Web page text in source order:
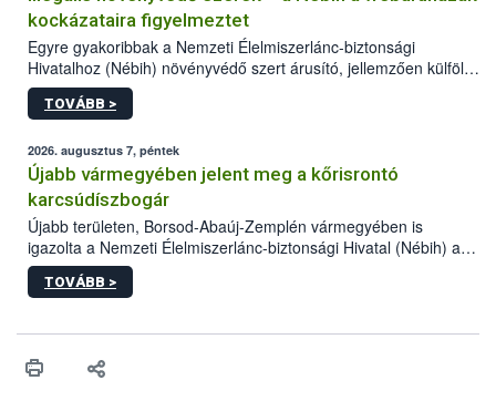
kockázataira figyelmeztet
Egyre gyakoribbak a Nemzeti Élelmiszerlánc-biztonsági
Hivatalhoz (Nébih) növényvédő szert árusító, jellemzően külföldi
honlapok kapcsán érkező bejelentések. Emellett az ilyen
termékeket kínáló kéretlen online reklámok mennyisége is
összegyűjtötte az illegális növényvédő szerek kapcsán
előforduló árulkodó jeleket, valamint a webáruházakból való
vásárlás kockázatait.
TOVÁBB >
2026. augusztus 7, péntek
Újabb vármegyében jelent meg a kőrisrontó
karcsúdíszbogár
Újabb területen, Borsod-Abaúj-Zemplén vármegyében is
igazolta a Nemzeti Élelmiszerlánc-biztonsági Hivatal (Nébih) a
kőrisrontó karcsúdíszbogár (Agrilus planipennis) jelenlétét. A
kártevőt nem csak színcsapdában találták meg, de már fertőzött
az intenzív felderítést, emellett az intézkedéseket a szlovák
TOVÁBB >